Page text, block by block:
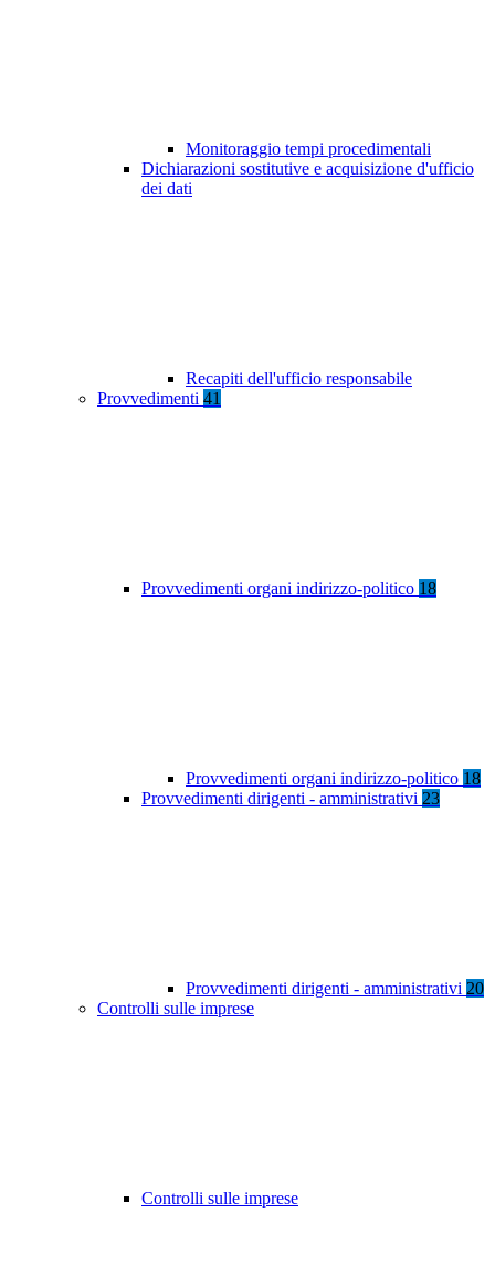
Monitoraggio tempi procedimentali
Dichiarazioni sostitutive e acquisizione d'ufficio
dei dati
Recapiti dell'ufficio responsabile
Provvedimenti 41
Provvedimenti organi indirizzo-politico 18
Provvedimenti organi indirizzo-politico 18
Provvedimenti dirigenti - amministrativi 23
Provvedimenti dirigenti - amministrativi 20
Controlli sulle imprese
Controlli sulle imprese